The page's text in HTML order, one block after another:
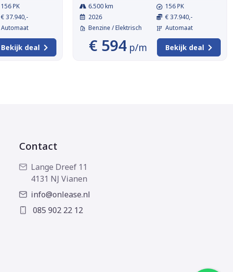
156 PK
€ 37.940,-
Automaat
Bekijk deal
6.500 km
2026
Benzine / Elektrisch
156 PK
€ 37.940,-
Automaat
€ 594 p/m Bekijk deal
Contact
Lange Dreef 11
4131 NJ Vianen
info@onlease.nl
085 902 22 12